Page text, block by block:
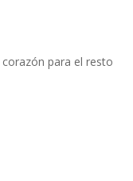
corazón para el resto